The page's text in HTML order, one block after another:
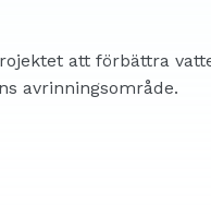
att förbättra
avrinningsområde.